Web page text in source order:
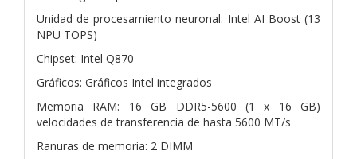
Unidad de procesamiento neuronal: Intel AI Boost (13
NPU TOPS)
Chipset: Intel Q870
Gráficos: Gráficos Intel integrados
Memoria RAM: 16 GB DDR5-5600 (1 x 16 GB)
velocidades de transferencia de hasta 5600 MT/s
Ranuras de memoria: 2 DIMM